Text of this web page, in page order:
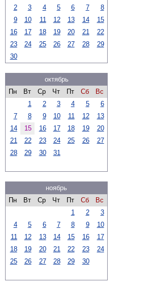
2
3 4 5 6 7
8
9
10 11 12 13 14
15
16
17 18 19 20 21
22
23
24 25 26 27 28
29
30
октябрь
Пн
Вт Ср Чт Пт Сб
Вс
1
2 3 4 5
6
7
8 9 10 11 12
13
14
15 16 17 18 19
20
21
22 23 24 25 26
27
28
29 30 31
ноябрь
Пн
Вт Ср Чт Пт Сб
Вс
1
2
3
4
5 6 7 8 9
10
11
12 13 14 15 16
17
18
19 20 21 22 23
24
25
26 27 28 29 30